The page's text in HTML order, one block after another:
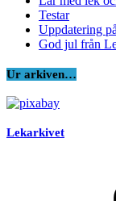
Testar
Uppdatering
God jul från
Ur arkiven…
Lekarkivet